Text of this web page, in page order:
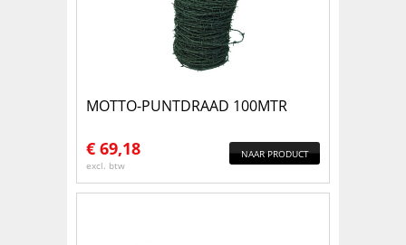
MOTTO-PUNTDRAAD 100MTR
€ 69,18
excl. btw
NAAR PRODUCT